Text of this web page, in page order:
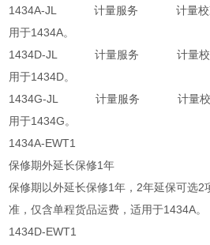
1434A-JL 计量服务 计量校准服
用于1434A。
1434D-JL 计量服务 计量校准服
用于1434D。
1434G-JL 计量服务 计量校准服
用于1434G。
1434A-EWT1
保修期外延长保修1年
保修期以外延长保修1年，2年延保可选2
准，仅含单程货品运费，适用于1434A。
1434D-EWT1